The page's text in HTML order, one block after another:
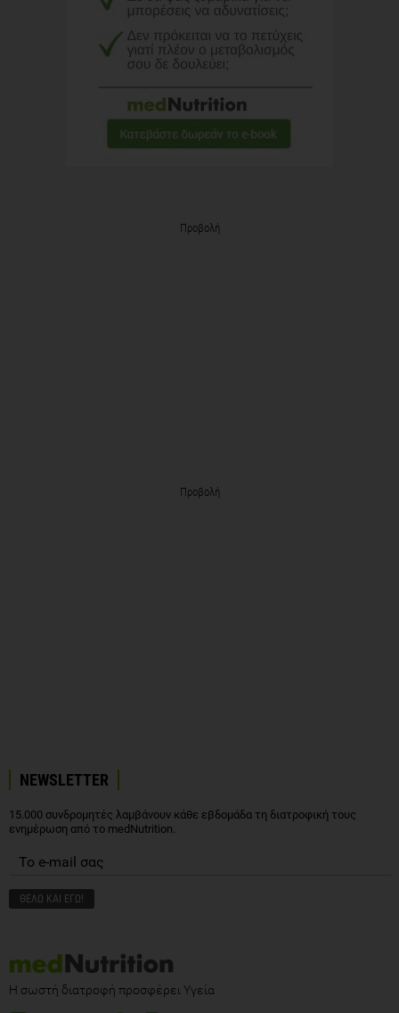
Προβολή
Προβολή
NEWSLETTER
15.000 συνδρομητές λαμβάνουν κάθε εβδομάδα τη διατροφική τους
ενημέρωση από το medNutrition.
Η σωστή διατροφή προσφέρει Υγεία